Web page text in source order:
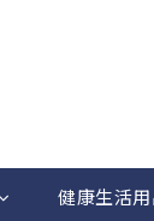
健康生活